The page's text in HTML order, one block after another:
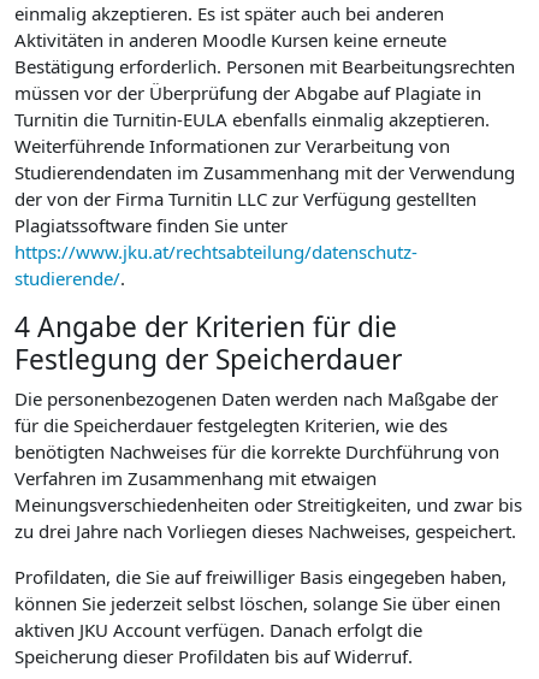
einmalig akzeptieren. Es ist später auch bei anderen
Aktivitäten in anderen Moodle Kursen keine erneute
Bestätigung erforderlich. Personen mit Bearbeitungsrechten
müssen vor der Überprüfung der Abgabe auf Plagiate in
Turnitin die Turnitin-EULA ebenfalls einmalig akzeptieren.
Weiterführende Informationen zur Verarbeitung von
Studierendendaten im Zusammenhang mit der Verwendung
der von der Firma Turnitin LLC zur Verfügung gestellten
Plagiatssoftware finden Sie unter
https://www.jku.at/rechtsabteilung/datenschutz-
studierende/.
4 Angabe der Kriterien für die
Festlegung der Speicherdauer
Die personenbezogenen Daten werden nach Maßgabe der
für die Speicherdauer festgelegten Kriterien, wie des
benötigten Nachweises für die korrekte Durchführung von
Verfahren im Zusammenhang mit etwaigen
Meinungsverschiedenheiten oder Streitigkeiten, und zwar bis
zu drei Jahre nach Vorliegen dieses Nachweises, gespeichert.
Profildaten, die Sie auf freiwilliger Basis eingegeben haben,
können Sie jederzeit selbst löschen, solange Sie über einen
aktiven JKU Account verfügen. Danach erfolgt die
Speicherung dieser Profildaten bis auf Widerruf.